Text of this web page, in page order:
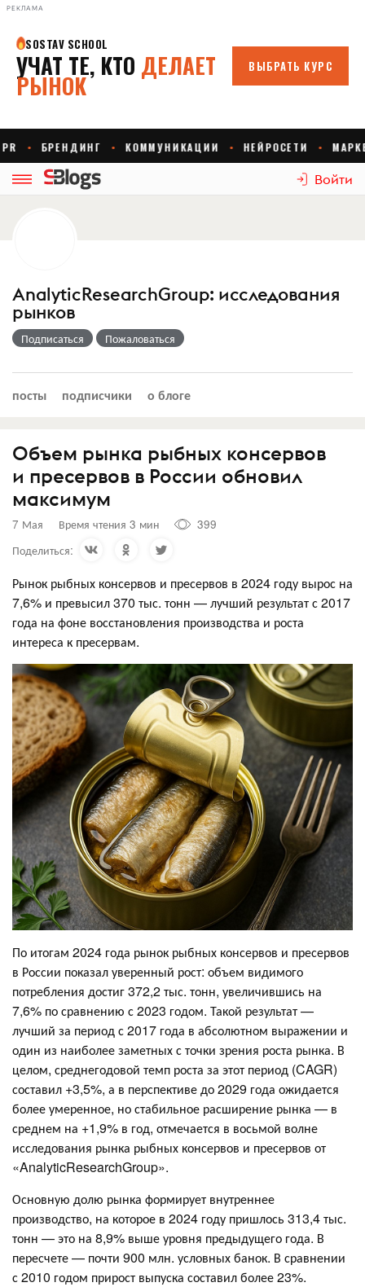
РЕКЛАМА
Войти
AnalyticResearchGroup: исследования
рынков
Подписаться Пожаловаться
посты подписчики о блоге
Объем рынка рыбных консервов
и пресервов в России обновил
максимум
7 Мая Время чтения 3 мин
399
Поделиться:
Рынок рыбных консервов и пресервов в 2024 году вырос на
7,6% и превысил 370 тыс. тонн — лучший результат с 2017
года на фоне восстановления производства и роста
интереса к пресервам.
По итогам 2024 года рынок рыбных консервов и пресервов
в России показал уверенный рост: объем видимого
потребления достиг 372,2 тыс. тонн, увеличившись на
7,6% по сравнению с 2023 годом. Такой результат —
лучший за период с 2017 года в абсолютном выражении и
один из наиболее заметных с точки зрения роста рынка. В
целом, среднегодовой темп роста за этот период (CAGR)
составил +3,5%, а в перспективе до 2029 года ожидается
более умеренное, но стабильное расширение рынка — в
среднем на +1,9% в год, отмечается в восьмой волне
исследования рынка рыбных консервов и пресервов от
«AnalyticResearchGroup».
Основную долю рынка формирует внутреннее
производство, на которое в 2024 году пришлось 313,4 тыс.
тонн — это на 8,9% выше уровня предыдущего года. В
пересчете — почти 900 млн. условных банок. В сравнении
с 2010 годом прирост выпуска составил более 23%.